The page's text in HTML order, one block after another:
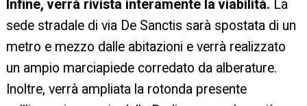
Infine, verrà rivista interamente la viabilità. La
sede stradale di via De Sanctis sarà spostata di un
metro e mezzo dalle abitazioni e verrà realizzato
un ampio marciapiede corredato da alberature.
Inoltre, verrà ampliata la rotonda presente